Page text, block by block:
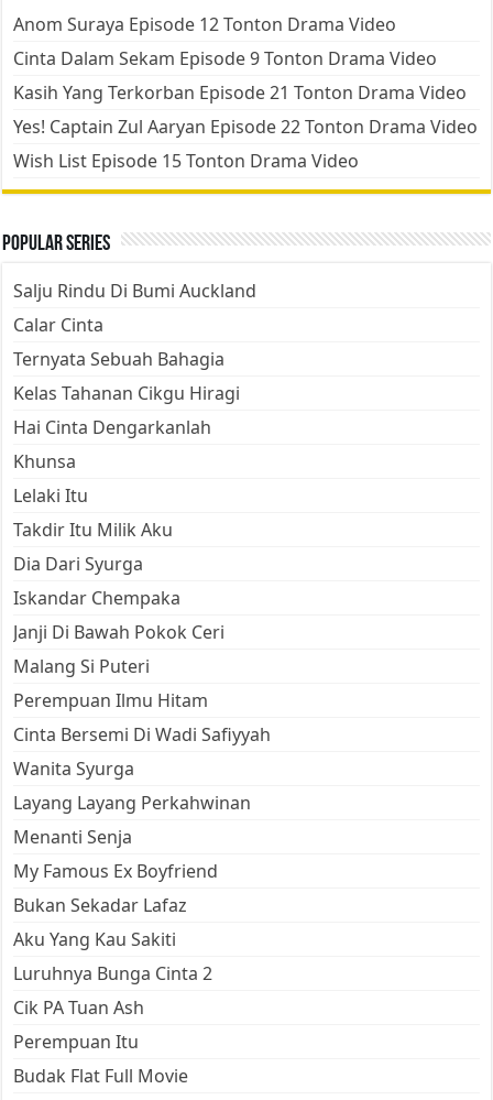
Anom Suraya Episode 12 Tonton Drama Video
Cinta Dalam Sekam Episode 9 Tonton Drama Video
Kasih Yang Terkorban Episode 21 Tonton Drama Video
Yes! Captain Zul Aaryan Episode 22 Tonton Drama Video
Wish List Episode 15 Tonton Drama Video
Popular Series
Salju Rindu Di Bumi Auckland
Calar Cinta
Ternyata Sebuah Bahagia
Kelas Tahanan Cikgu Hiragi
Hai Cinta Dengarkanlah
Khunsa
Lelaki Itu
Takdir Itu Milik Aku
Dia Dari Syurga
Iskandar Chempaka
Janji Di Bawah Pokok Ceri
Malang Si Puteri
Perempuan Ilmu Hitam
Cinta Bersemi Di Wadi Safiyyah
Wanita Syurga
Layang Layang Perkahwinan
Menanti Senja
My Famous Ex Boyfriend
Bukan Sekadar Lafaz
Aku Yang Kau Sakiti
Luruhnya Bunga Cinta 2
Cik PA Tuan Ash
Perempuan Itu
Budak Flat Full Movie